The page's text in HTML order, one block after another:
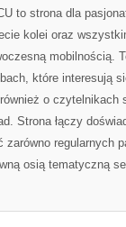
to strona dla
kolei oraz
mobilnością.
które interesują
o czytelnikach
Strona łączy
regularnych
osią tematyczną